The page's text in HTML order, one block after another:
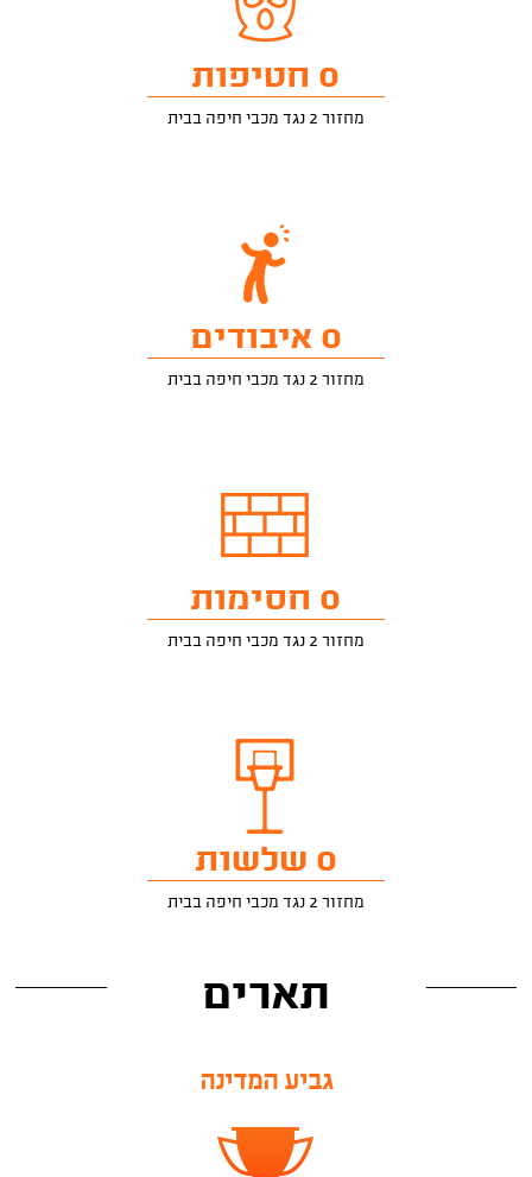
0 חטיפות
מחזור 2 נגד מכבי חיפה בבית
0 איבודים
מחזור 2 נגד מכבי חיפה בבית
0 חסימות
מחזור 2 נגד מכבי חיפה בבית
0 שלשות
מחזור 2 נגד מכבי חיפה בבית
תארים
גביע המדינה